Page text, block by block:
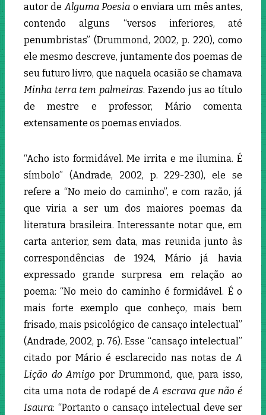
autor de Alguma Poesia o enviara um mês antes,
contendo alguns “versos inferiores, até
penumbristas” (Drummond, 2002, p. 220), como
ele mesmo descreve, juntamente dos poemas de
seu futuro livro, que naquela ocasião se chamava
Minha terra tem palmeiras. Fazendo jus ao título
de mestre e professor, Mário comenta
extensamente os poemas enviados.
“Acho isto formidável. Me irrita e me ilumina. É
símbolo” (Andrade, 2002, p. 229-230), ele se
refere a “No meio do caminho”, e com razão, já
que viria a ser um dos maiores poemas da
literatura brasileira. Interessante notar que, em
carta anterior, sem data, mas reunida junto às
correspondências de 1924, Mário já havia
expressado grande surpresa em relação ao
poema: “No meio do caminho é formidável. É o
mais forte exemplo que conheço, mais bem
frisado, mais psicológico de cansaço intelectual”
(Andrade, 2002, p. 76). Esse “cansaço intelectual”
citado por Mário é esclarecido nas notas de A
Lição do Amigo por Drummond, que, para isso,
cita uma nota de rodapé de A escrava que não é
Isaura: “Portanto o cansaço intelectual deve ser